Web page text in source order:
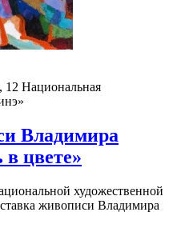
12 Национальная
Владимира
цвете»
художественной
живописи Владимира